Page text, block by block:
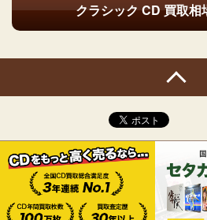
クラシック CD買取相